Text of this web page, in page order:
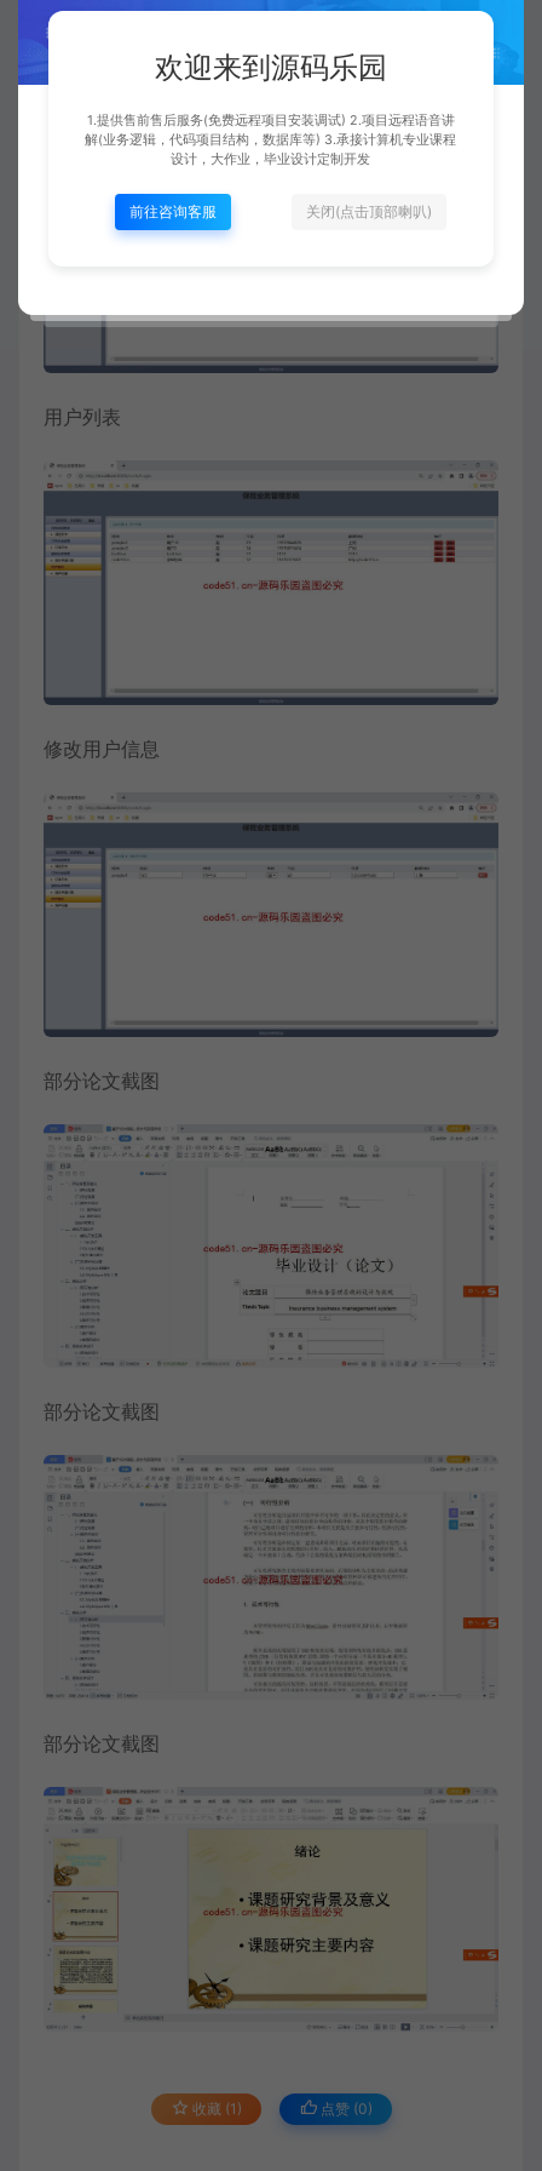
申请列表
用户列表
修改用户信息
部分论文截图
部分论文截图
部分论文截图
收藏 (1) 点赞 (0)
欢迎来到源码乐园
1.提供售前售后服务(免费远程项目安装调试) 2.项目远程语音讲
解(业务逻辑，代码项目结构，数据库等) 3.承接计算机专业课程
设计，大作业，毕业设计定制开发
前往咨询客服 关闭(点击顶部喇叭)